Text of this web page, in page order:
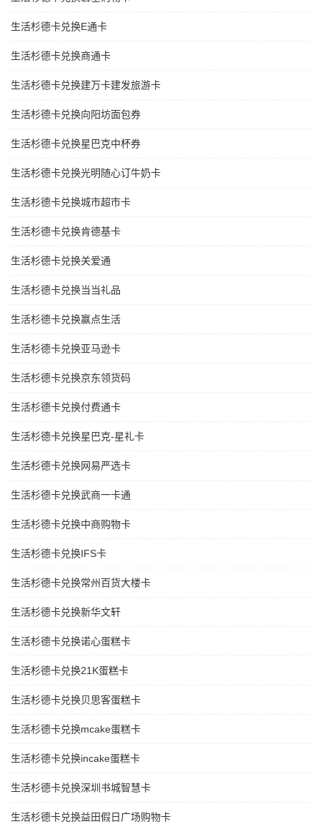
生活杉德卡兑换E通卡
生活杉德卡兑换商通卡
生活杉德卡兑换建万卡建发旅游卡
生活杉德卡兑换向阳坊面包券
生活杉德卡兑换星巴克中杯券
生活杉德卡兑换光明随心订牛奶卡
生活杉德卡兑换城市超市卡
生活杉德卡兑换肯德基卡
生活杉德卡兑换关爱通
生活杉德卡兑换当当礼品
生活杉德卡兑换赢点生活
生活杉德卡兑换亚马逊卡
生活杉德卡兑换京东领货码
生活杉德卡兑换付费通卡
生活杉德卡兑换星巴克-星礼卡
生活杉德卡兑换网易严选卡
生活杉德卡兑换武商一卡通
生活杉德卡兑换中商购物卡
生活杉德卡兑换IFS卡
生活杉德卡兑换常州百货大楼卡
生活杉德卡兑换新华文轩
生活杉德卡兑换诺心蛋糕卡
生活杉德卡兑换21K蛋糕卡
生活杉德卡兑换贝思客蛋糕卡
生活杉德卡兑换mcake蛋糕卡
生活杉德卡兑换incake蛋糕卡
生活杉德卡兑换深圳书城智慧卡
生活杉德卡兑换益田假日广场购物卡